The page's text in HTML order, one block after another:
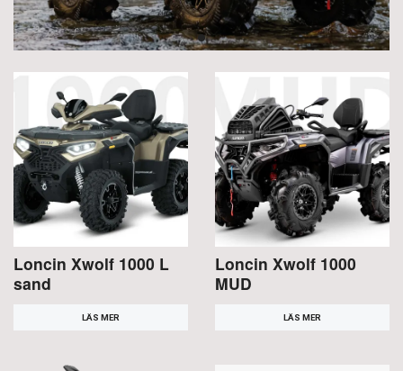
Loncin Xwolf 1000 L
sand
LÄS MER
Loncin Xwolf 1000
MUD
LÄS MER